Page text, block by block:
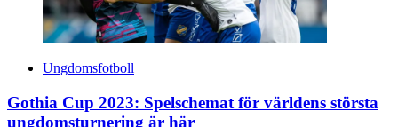
Ungdomsfotboll
Gothia Cup 2023: Spelschemat för världens största
ungdomsturnering är här